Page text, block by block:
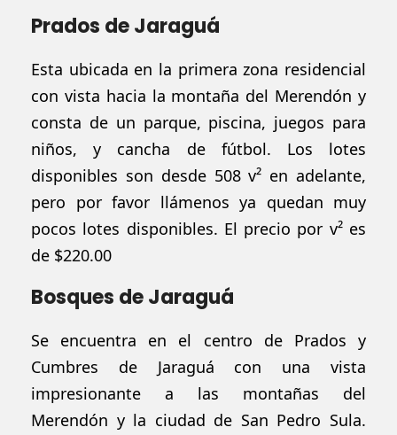
Prados de Jaraguá
Esta ubicada en la primera zona residencial
con vista hacia la montaña del Merendón y
consta de un parque, piscina, juegos para
niños, y cancha de fútbol. Los lotes
disponibles son desde 508 v² en adelante,
pero por favor llámenos ya quedan muy
pocos lotes disponibles. El precio por v² es
de $220.00
Bosques de Jaraguá
Se encuentra en el centro de Prados y
Cumbres de Jaraguá con una vista
impresionante a las montañas del
Merendón y la ciudad de San Pedro Sula.